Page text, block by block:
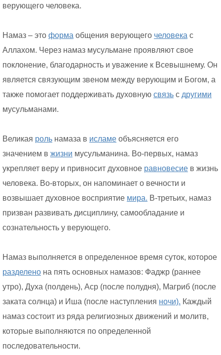
верующего человека.
Намаз – это форма общения верующего человека с
Аллахом. Через намаз мусульмане проявляют свое
поклонение, благодарность и уважение к Всевышнему. Он
является связующим звеном между верующим и Богом, а
также помогает поддерживать духовную связь с другими
мусульманами.
Великая роль намаза в исламе объясняется его
значением в жизни мусульманина. Во-первых, намаз
укрепляет веру и привносит духовное равновесие в жизнь
человека. Во-вторых, он напоминает о вечности и
возвышает духовное восприятие мира. В-третьих, намаз
призван развивать дисциплину, самообладание и
сознательность у верующего.
Намаз выполняется в определенное время суток, которое
разделено на пять основных намазов: Фаджр (раннее
утро), Духа (полдень), Аср (после полудня), Магриб (после
заката солнца) и Иша (после наступления ночи). Каждый
намаз состоит из ряда религиозных движений и молитв,
которые выполняются по определенной
последовательности.